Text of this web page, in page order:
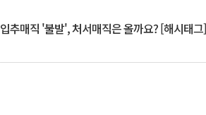
입추매직 '불발', 처서매직은 올까요? [해시태그]